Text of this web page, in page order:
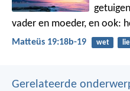
vader en moeder, en ook:
Matteüs 19:18b-19 wet
Gerelateerde